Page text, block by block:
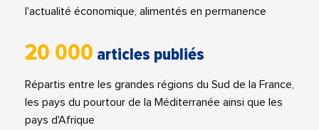
l'actualité économique, alimentés en permanence
20 000 articles publiés
Répartis entre les grandes régions du Sud de la France,
les pays du pourtour de la Méditerranée ainsi que les
pays d'Afrique